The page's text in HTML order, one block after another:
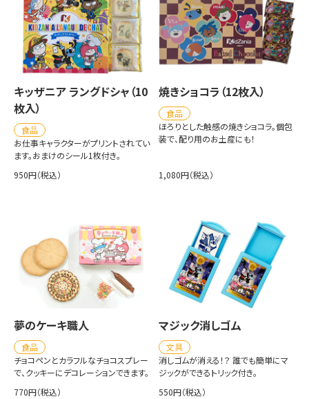
キッザニア ラングドシャ（10
枚入）
食品
お仕事キャラクターがプリントされてい
ます。おまけのシール1枚付き。
950円（税込）
焼きショコラ（12枚入）
食品
ほろりとした触感の焼きショコラ。個包
装で、配り用のお土産にも！
1,080円（税込）
夢のケーキ職人
食品
チョコペンとカラフルなチョコスプレー
で、クッキーにデコレーションできます。
770円（税込）
マジック消しゴム
文具
消しゴムが消える！？ 誰でも簡単にマ
ジックができるトリック付き。
550円（税込）